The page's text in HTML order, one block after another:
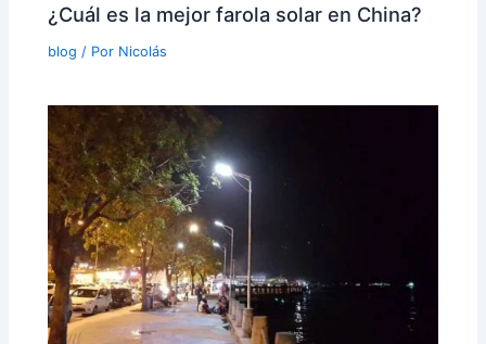
¿Cuál es la mejor farola solar en China?
blog / Por Nicolás